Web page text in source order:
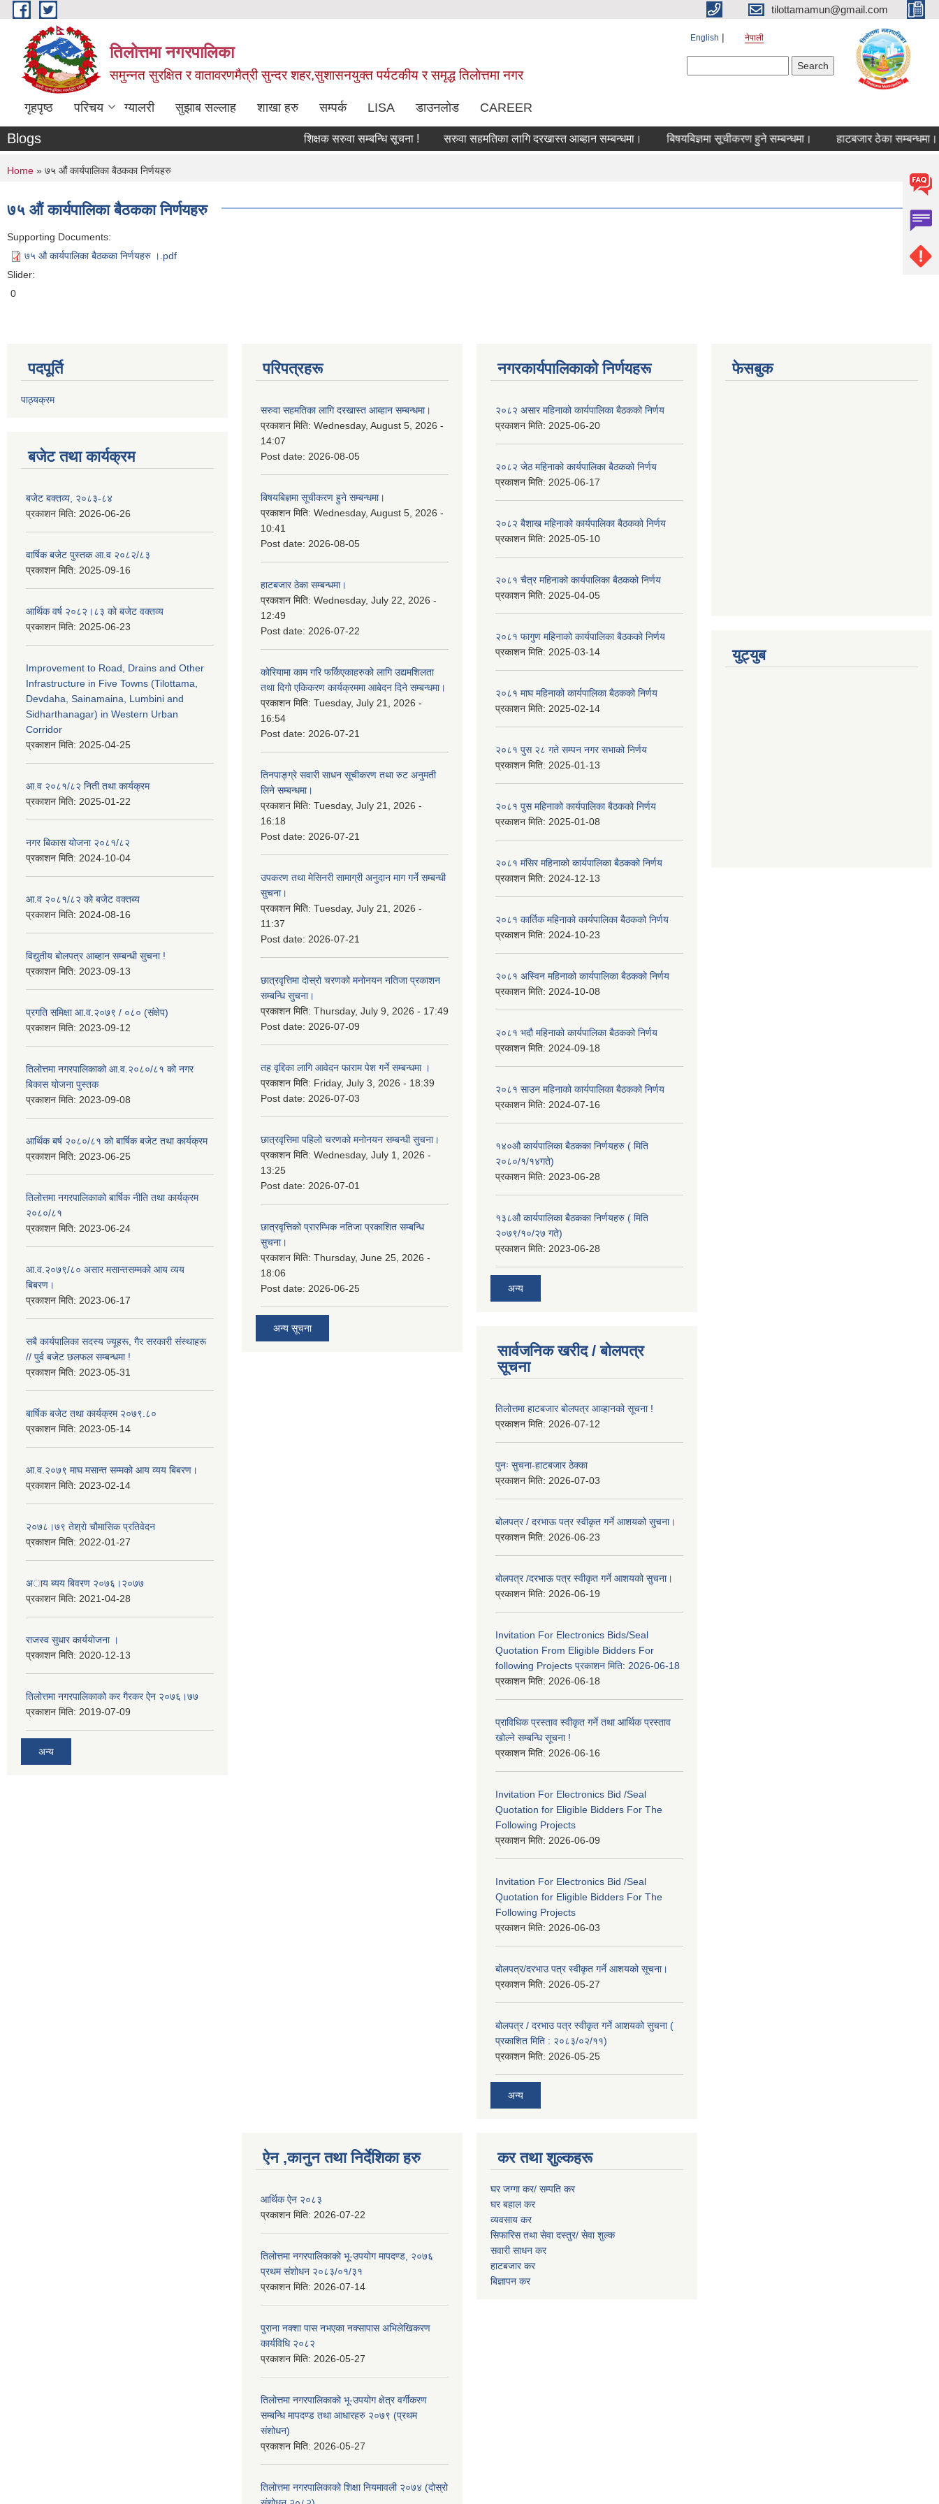
Skip to main content tilottamamun@gmail.com
तिलोत्तमा नगरपालिका
समुन्नत सुरक्षित र वातावरणमैत्री सुन्दर शहर,सुशासनयुक्त पर्यटकीय र समृद्ध तिलाेत्तमा नगर
English नेपाली
गृहपृष्ठ परिचय ग्यालरी सुझाब सल्लाह शाखा हरु सम्पर्क LISA डाउनलोड CAREER
Blogs शिक्षक सरुवा सम्बन्धि सूचना ! सरुवा सहमतिका लागि दरखास्त आब्हान सम्बन्धमा। बिषयबिज्ञमा सूचीकरण हुने सम्बन्धमा। हाटबजार ठेका सम्बन्धमा।
You are here
Home » ७५ औं कार्यपालिका बैठकका निर्णयहरु
७५ औं कार्यपालिका बैठकका निर्णयहरु
Supporting Documents:
७५ औ कार्यपालिका बैठकका निर्णयहरु ।.pdf
Slider:
0
पदपूर्ति
पाठ्यक्रम
बजेट तथा कार्यक्रम
बजेट बक्तव्य, २०८३-८४
प्रकाशन मिति: 2026-06-26
वार्षिक बजेट पुस्तक आ.व २०८२/८३
प्रकाशन मिति: 2025-09-16
आर्थिक वर्ष २०८२।८३ को बजेट वक्तव्य
प्रकाशन मिति: 2025-06-23
Improvement to Road, Drains and Other
Infrastructure in Five Towns (Tilottama,
Devdaha, Sainamaina, Lumbini and
Sidharthanagar) in Western Urban
Corridor
प्रकाशन मिति: 2025-04-25
आ.व २०८१/८२ निती तथा कार्यक्रम
प्रकाशन मिति: 2025-01-22
नगर बिकास योजना २०८१/८२
प्रकाशन मिति: 2024-10-04
आ.व २०८१/८२ को बजेट वक्तब्य
प्रकाशन मिति: 2024-08-16
विद्युतीय बोलपत्र आब्हान सम्बन्धी सुचना !
प्रकाशन मिति: 2023-09-13
प्रगति समिक्षा आ.व.२०७९ / ०८० (संक्षेप)
प्रकाशन मिति: 2023-09-12
तिलोत्तमा नगरपालिकाको आ.व.२०८०/८१ को नगर
बिकास योजना पुस्तक
प्रकाशन मिति: 2023-09-08
आर्थिक बर्ष २०८०/८१ को बार्षिक बजेट तथा कार्यक्रम
प्रकाशन मिति: 2023-06-25
तिलोत्तमा नगरपालिकाको बार्षिक नीति तथा कार्यक्रम
२०८०/८१
प्रकाशन मिति: 2023-06-24
आ.व.२०७९/८० असार मसान्तसम्मको आय व्यय
बिबरण।
प्रकाशन मिति: 2023-06-17
सबै कार्यपालिका सदस्य ज्यूहरू, गैर सरकारी संस्थाहरू
// पुर्व बजेट छलफल सम्बन्धमा !
प्रकाशन मिति: 2023-05-31
बार्षिक बजेट तथा कार्यक्रम २०७९.८०
प्रकाशन मिति: 2023-05-14
आ.व.२०७९ माघ मसान्त सम्मको आय व्यय बिबरण।
प्रकाशन मिति: 2023-02-14
२०७८।७९ तेश्राे चाैमासिक प्रतिवेदन
प्रकाशन मिति: 2022-01-27
अाय ब्यय बिवरण २०७६।२०७७
प्रकाशन मिति: 2021-04-28
राजस्व सुधार कार्ययाेजना ।
प्रकाशन मिति: 2020-12-13
तिलोत्तमा नगरपालिकाको कर गैरकर ऐन २०७६।७७
प्रकाशन मिति: 2019-07-09
अन्य
परिपत्रहरू
सरुवा सहमतिका लागि दरखास्त आब्हान सम्बन्धमा।
प्रकाशन मिति: Wednesday, August 5, 2026 -
14:07
Post date: 2026-08-05
बिषयबिज्ञमा सूचीकरण हुने सम्बन्धमा।
प्रकाशन मिति: Wednesday, August 5, 2026 -
10:41
Post date: 2026-08-05
हाटबजार ठेका सम्बन्धमा।
प्रकाशन मिति: Wednesday, July 22, 2026 -
12:49
Post date: 2026-07-22
कोरियामा काम गरि फर्किएकाहरुको लागि उद्यमशिलता
तथा दिगो एकिकरण कार्यक्रममा आबेदन दिने सम्बन्धमा।
प्रकाशन मिति: Tuesday, July 21, 2026 -
16:54
Post date: 2026-07-21
तिनपाङ्ग्रे सवारी साधन सूचीकरण तथा रुट अनुमती
लिने सम्बन्धमा।
प्रकाशन मिति: Tuesday, July 21, 2026 -
16:18
Post date: 2026-07-21
उपकरण तथा मेसिनरी सामाग्री अनुदान माग गर्ने सम्बन्धी
सुचना।
प्रकाशन मिति: Tuesday, July 21, 2026 -
11:37
Post date: 2026-07-21
छात्रवृत्तिमा दोस्रो चरणको मनोनयन नतिजा प्रकाशन
सम्बन्धि सुचना।
प्रकाशन मिति: Thursday, July 9, 2026 - 17:49
Post date: 2026-07-09
तह वृद्दिका लागि आवेदन फाराम पेश गर्ने सम्बन्धमा ।
प्रकाशन मिति: Friday, July 3, 2026 - 18:39
Post date: 2026-07-03
छात्रवृत्तिमा पहिलो चरणको मनोनयन सम्बन्धी सुचना।
प्रकाशन मिति: Wednesday, July 1, 2026 -
13:25
Post date: 2026-07-01
छात्रवृत्तिको प्रारम्भिक नतिजा प्रकाशित सम्बन्धि
सुचना।
प्रकाशन मिति: Thursday, June 25, 2026 -
18:06
Post date: 2026-06-25
अन्य सूचना
नगरकार्यपालिकाकाे निर्णयहरू
२०८२ असार महिनाको कार्यपालिका बैठकको निर्णय
प्रकाशन मिति: 2025-06-20
२०८२ जेठ महिनाको कार्यपालिका बैठकको निर्णय
प्रकाशन मिति: 2025-06-17
२०८२ बैशाख महिनाको कार्यपालिका बैठकको निर्णय
प्रकाशन मिति: 2025-05-10
२०८१ चैत्र महिनाको कार्यपालिका बैठकको निर्णय
प्रकाशन मिति: 2025-04-05
२०८१ फागुण महिनाको कार्यपालिका बैठकको निर्णय
प्रकाशन मिति: 2025-03-14
२०८१ माघ महिनाको कार्यपालिका बैठकको निर्णय
प्रकाशन मिति: 2025-02-14
२०८१ पुस २८ गते सम्प‍न नगर सभाको निर्णय
प्रकाशन मिति: 2025-01-13
२०८१ पुस महिनाको कार्यपालिका बैठकको निर्णय
प्रकाशन मिति: 2025-01-08
२०८१ मंसिर महिनाको कार्यपालिका बैठकको निर्णय
प्रकाशन मिति: 2024-12-13
२०८१ कार्तिक महिनाको कार्यपालिका बैठकको निर्णय
प्रकाशन मिति: 2024-10-23
२०८१ अस्विन महिनाको कार्यपालिका बैठकको निर्णय
प्रकाशन मिति: 2024-10-08
२०८१ भदौ महिनाको कार्यपालिका बैठकको निर्णय
प्रकाशन मिति: 2024-09-18
२०८१ साउन महिनाको कार्यपालिका बैठकको निर्णय
प्रकाशन मिति: 2024-07-16
१४०औ कार्यपालिका बैठकका निर्णयहरु ( मिति
२०८०/१/१४गते)
प्रकाशन मिति: 2023-06-28
१३८औ कार्यपालिका बैठकका निर्णयहरु ( मिति
२०७९/१०/२७ गते)
प्रकाशन मिति: 2023-06-28
अन्य
सार्वजनिक खरीद / बोलपत्र
सूचना
तिलोत्तमा हाटबजार बोलपत्र आव्हानको सूचना !
प्रकाशन मिति: 2026-07-12
पुनः सुचना-हाटबजार ठेक्का
प्रकाशन मिति: 2026-07-03
बोलपत्र / दरभाऊ पत्र स्वीकृत गर्ने आशयको सुचना।
प्रकाशन मिति: 2026-06-23
बोलपत्र /दरभाऊ पत्र स्वीकृत गर्ने आशयको सुचना।
प्रकाशन मिति: 2026-06-19
Invitation For Electronics Bids/Seal
Quotation From Eligible Bidders For
following Projects प्रकाशन मिति: 2026-06-18
प्रकाशन मिति: 2026-06-18
प्राविधिक प्रस्ताव स्वीकृत गर्ने तथा आर्थिक प्रस्ताव
खोल्ने सम्बन्धि सूचना !
प्रकाशन मिति: 2026-06-16
Invitation For Electronics Bid /Seal
Quotation for Eligible Bidders For The
Following Projects
प्रकाशन मिति: 2026-06-09
Invitation For Electronics Bid /Seal
Quotation for Eligible Bidders For The
Following Projects
प्रकाशन मिति: 2026-06-03
बोलपत्र/दरभाउ पत्र स्वीकृत गर्ने आशयको सूचना।
प्रकाशन मिति: 2026-05-27
बोलपत्र / दरभाउ पत्र स्वीकृत गर्ने आशयको सुचना (
प्रकाशित मिति : २०८३/०२/११)
प्रकाशन मिति: 2026-05-25
अन्य
फेसबुक
युट्युब
ऐन ,कानुन तथा निर्देशिका हरु
आर्थिक ऐन २०८३
प्रकाशन मिति: 2026-07-22
तिलोत्तमा नगरपालिकाको भू-उपयोग मापदण्ड, २०७६
प्रथम संशोधन २०८३/०१/३१
प्रकाशन मिति: 2026-07-14
पुराना नक्शा पास नभएका नक्सापास अभिलेखिकरण
कार्यविधि २०८२
प्रकाशन मिति: 2026-05-27
तिलोत्तमा नगरपालिकाको भू-उपयोग क्षेत्र वर्गीकरण
सम्बन्धि मापदण्ड तथा आधारहरु २०७९ (प्रथम
संशोधन)
प्रकाशन मिति: 2026-05-27
तिलोत्तमा नगरपालिकाको शिक्षा नियमावली २०७४ (दोस्रो
कर तथा शुल्कहरू
घर जग्गा कर/ सम्पति कर
घर बहाल कर
व्यवसाय कर
सिफारिस तथा सेवा दस्तुर/ सेवा शुल्क
सवारी साधन कर
हाटबजार कर
बिज्ञापन कर